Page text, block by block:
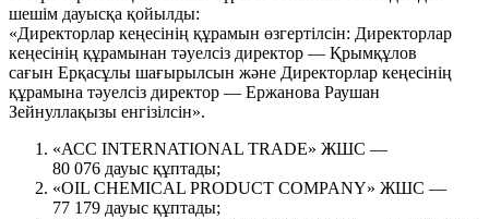
шешім дауысқа қойылды:
«Директорлар кеңесінің құрамын өзгертілсін: Директорлар
кеңесінің құрамынан тәуелсіз директор — Қрымқұлов
сағын Ерқасұлы шағырылсын және Директорлар кеңесінің
құрамына тәуелсіз директор — Ержанова Раушан
Зейнуллақызы енгізілсін».
«АСС INTERNATIONAL TRADE» ЖШС —
80 076 дауыс құптады;
«OIL CHEMICAL PRODUCT COMPANY» ЖШС —
77 179 дауыс құптады;